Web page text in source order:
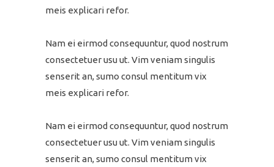
meis explicari refor.
Nam ei eirmod consequuntur, quod nostrum
consectetuer usu ut. Vim veniam singulis
senserit an, sumo consul mentitum vix
meis explicari refor.
Nam ei eirmod consequuntur, quod nostrum
consectetuer usu ut. Vim veniam singulis
senserit an, sumo consul mentitum vix